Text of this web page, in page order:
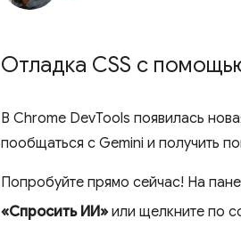
Отладка CSS с
В Chrome DevTools появилась
пообщаться с Gemini и получить
Попробуйте прямо сейчас! На
«Спросить ИИ» или щелкните по